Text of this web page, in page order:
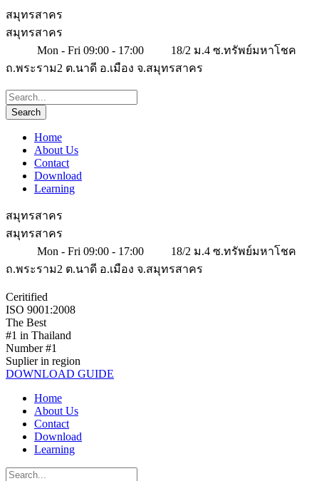
สมุทรสาคร
สมุทรสาคร
Mon - Fri 09:00 - 17:00
18/2 ม.4 ซ.ทรัพย์มหาโชค
ถ.พระราม2 ต.นาดี อ.เมือง จ.สมุทรสาคร
Home
About Us
Contact
Download
Learning
สมุทรสาคร
สมุทรสาคร
Mon - Fri 09:00 - 17:00
18/2 ม.4 ซ.ทรัพย์มหาโชค
ถ.พระราม2 ต.นาดี อ.เมือง จ.สมุทรสาคร
Ceritified
ISO 9001:2008
The Best
#1 in Thailand
Number #1
Suplier in region
DOWNLOAD GUIDE
Home
About Us
Contact
Download
Learning